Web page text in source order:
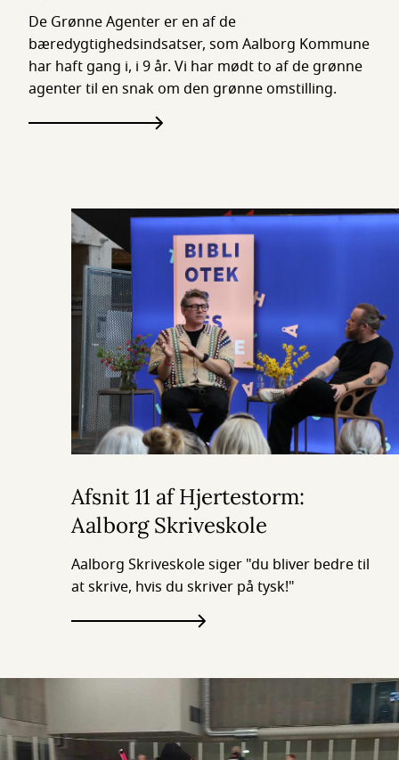
De Grønne Agenter er en af de
bæredygtighedsindsatser, som Aalborg Kommune
har haft gang i, i 9 år. Vi har mødt to af de grønne
agenter til en snak om den grønne omstilling.
Afsnit 11 af Hjertestorm:
Aalborg Skriveskole
Aalborg Skriveskole siger "du bliver bedre til
at skrive, hvis du skriver på tysk!"